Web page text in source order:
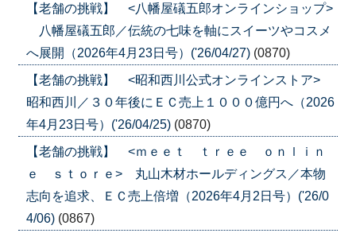
【老舗の挑戦】 <八幡屋礒五郎オンラインショップ>
八幡屋礒五郎／伝統の七味を軸にスイーツやコスメ
へ展開（2026年4月23日号）('26/04/27) (0870)
【老舗の挑戦】 <昭和西川公式オンラインストア>
昭和西川／３０年後にＥＣ売上１０００億円へ（2026
年4月23日号）('26/04/25) (0870)
【老舗の挑戦】 <ｍｅｅｔ ｔｒｅｅ ｏｎｌｉｎ
ｅ ｓｔｏｒｅ> 丸山木材ホールディングス／本物
志向を追求、ＥＣ売上倍増（2026年4月2日号）('26/0
4/06) (0867)